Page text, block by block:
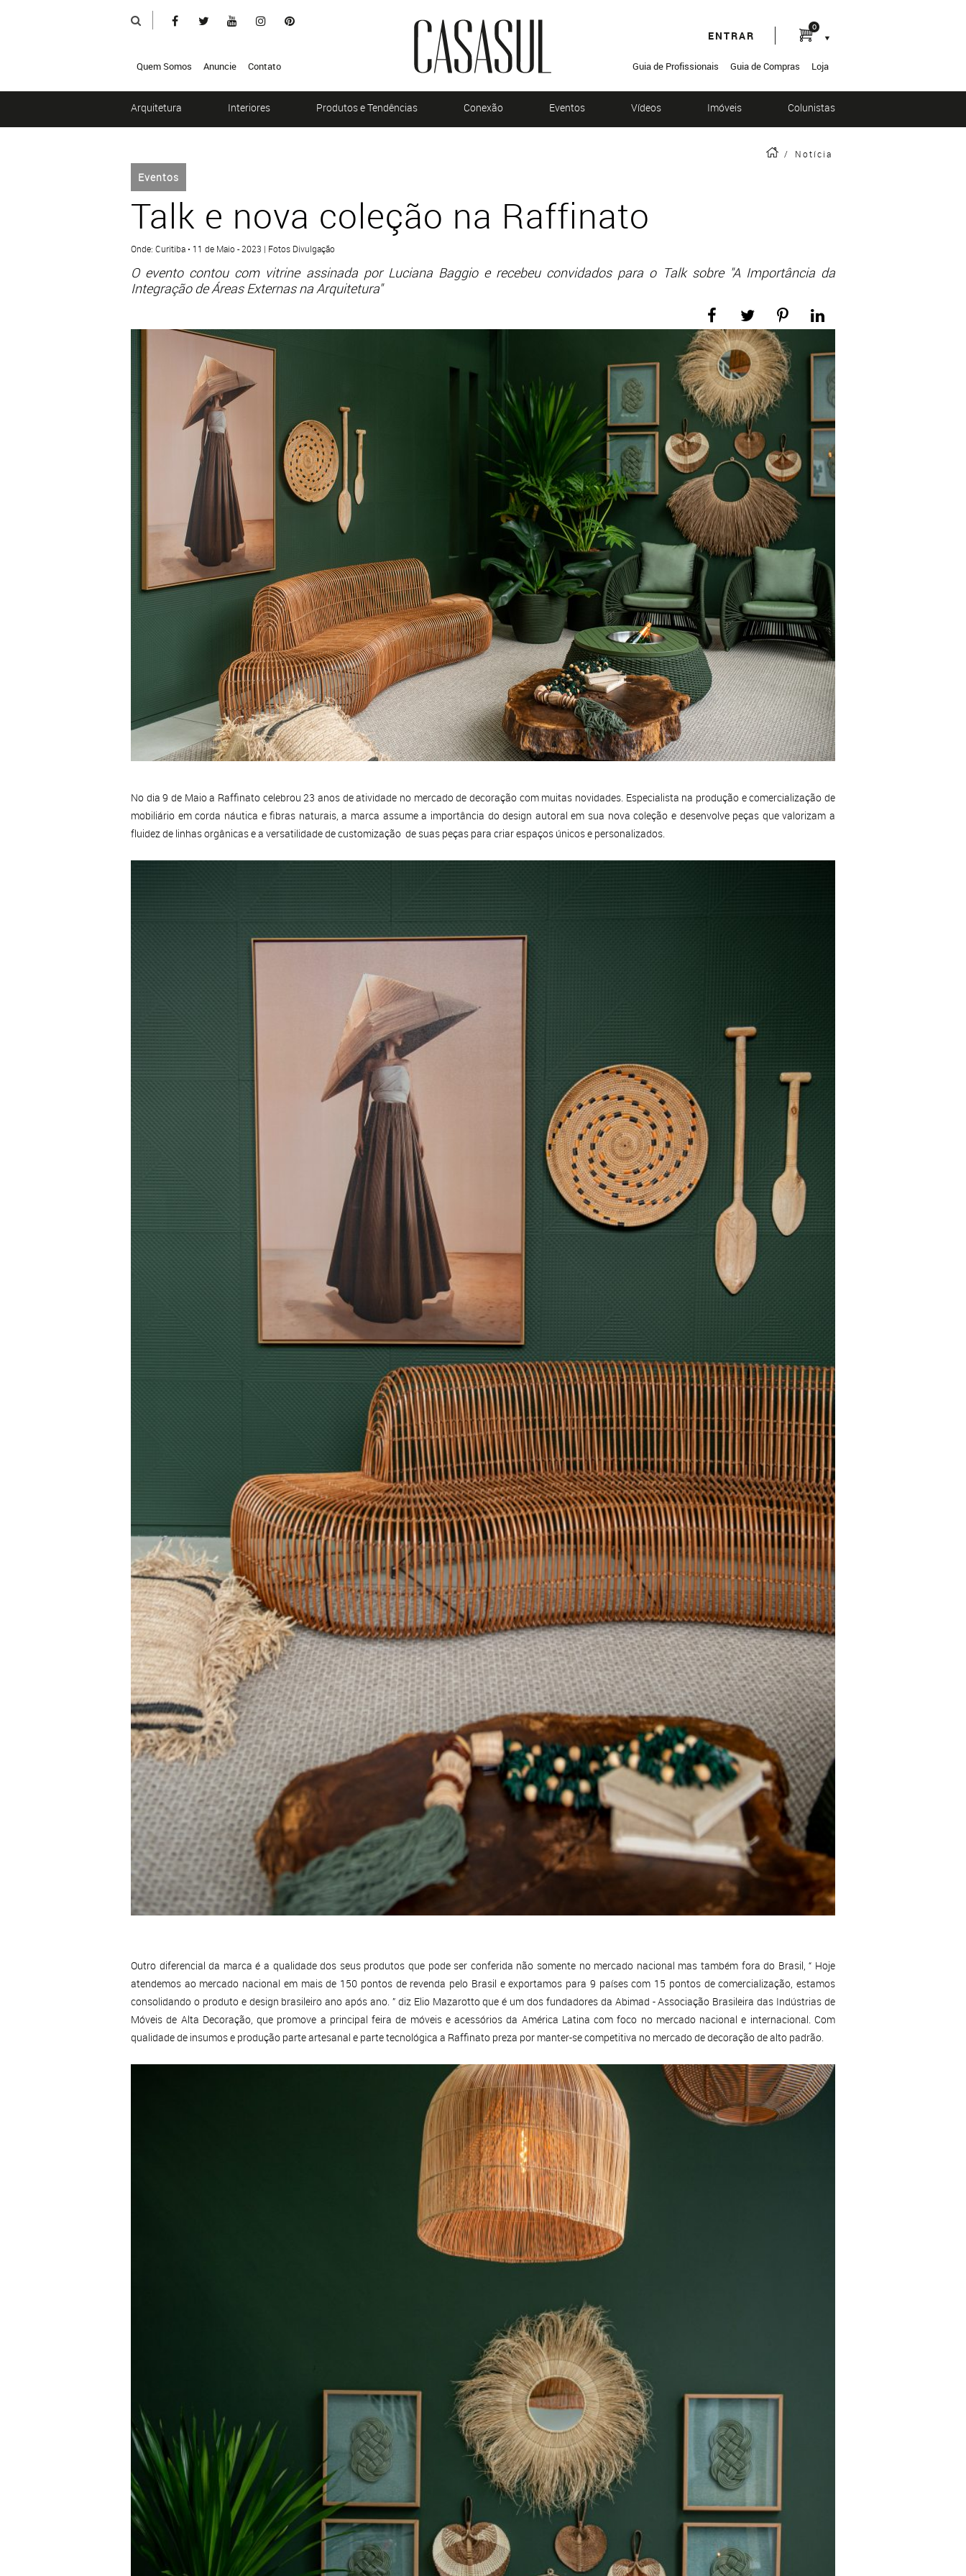
0
ENTRAR
Quem Somos Anuncie Contato Guia de Profissionais Guia de Compras Loja
Arquitetura Interiores Produtos e Tendências Conexão Eventos Vídeos Imóveis Colunistas
/ Notícia
Eventos
Talk e nova coleção na Raffinato
Onde: Curitiba • 11 de Maio - 2023 | Fotos Divulgação
O evento contou com vitrine assinada por Luciana Baggio e recebeu convidados para o Talk sobre "A Importância da
Integração de Áreas Externas na Arquitetura"
No dia 9 de Maio a Raffinato celebrou 23 anos de atividade no mercado de decoração com muitas novidades. Especialista na produção e comercialização de
mobiliário em corda náutica e fibras naturais, a marca assume a importância do design autoral em sua nova coleção e desenvolve peças que valorizam a
fluidez de linhas orgânicas e a versatilidade de customização de suas peças para criar espaços únicos e personalizados.
Outro diferencial da marca é a qualidade dos seus produtos que pode ser conferida não somente no mercado nacional mas também fora do Brasil, “ Hoje
atendemos ao mercado nacional em mais de 150 pontos de revenda pelo Brasil e exportamos para 9 países com 15 pontos de comercialização, estamos
consolidando o produto e design brasileiro ano após ano. ” diz Elio Mazarotto que é um dos fundadores da Abimad - Associação Brasileira das Indústrias de
Móveis de Alta Decoração, que promove a principal feira de móveis e acessórios da América Latina com foco no mercado nacional e internacional. Com
qualidade de insumos e produção parte artesanal e parte tecnológica a Raffinato preza por manter-se competitiva no mercado de decoração de alto padrão.